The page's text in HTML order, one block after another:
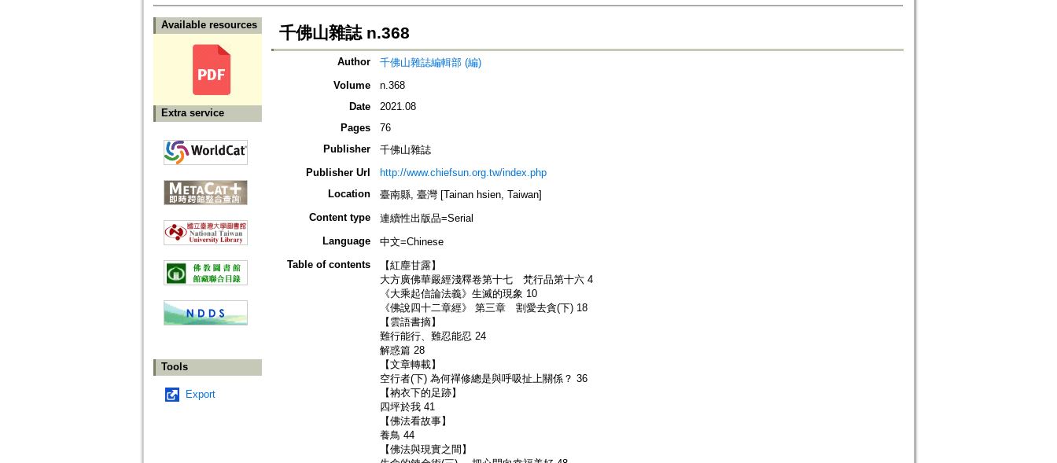
Available resources
Extra service
Tools
Export
千佛山雜誌 n.368
Author
千佛山雜誌編輯部 (編)
Volume
n.368
Date
2021.08
Pages
76
Publisher
千佛山雜誌
Publisher Url
http://www.chiefsun.org.tw/index.php
Location
臺南縣, 臺灣 [Tainan hsien, Taiwan]
Content type
連續性出版品=Serial
Language
中文=Chinese
Table of contents
【紅塵甘露】
大方廣佛華嚴經淺釋卷第十七 梵行品第十六 4
《大乘起信論法義》生滅的現象 10
《佛說四十二章經》 第三章 割愛去貪(下) 18
【雲語書摘】
難行能行、難忍能忍 24
解惑篇 28
【文章轉載】
空行者(下) 為何禪修總是與呼吸扯上關係？ 36
【衲衣下的足跡】
四坪於我 41
【佛法看故事】
養鳥 44
【佛法與現實之間】